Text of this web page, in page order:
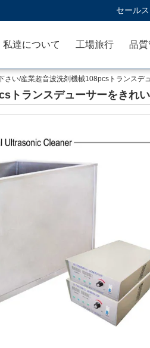
セール
私達について 工場旅行 品質
さい/産業超音波洗剤機械108pcsトランスデ
トランスデューサーをきれ